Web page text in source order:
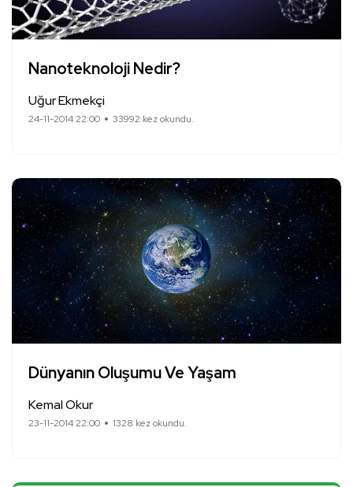
Nanoteknoloji Nedir?
Uğur Ekmekçi
24-11-2014 22:00 33992 kez okundu.
Dünyanın Oluşumu Ve Yaşam
Kemal Okur
23-11-2014 22:00 1328 kez okundu.